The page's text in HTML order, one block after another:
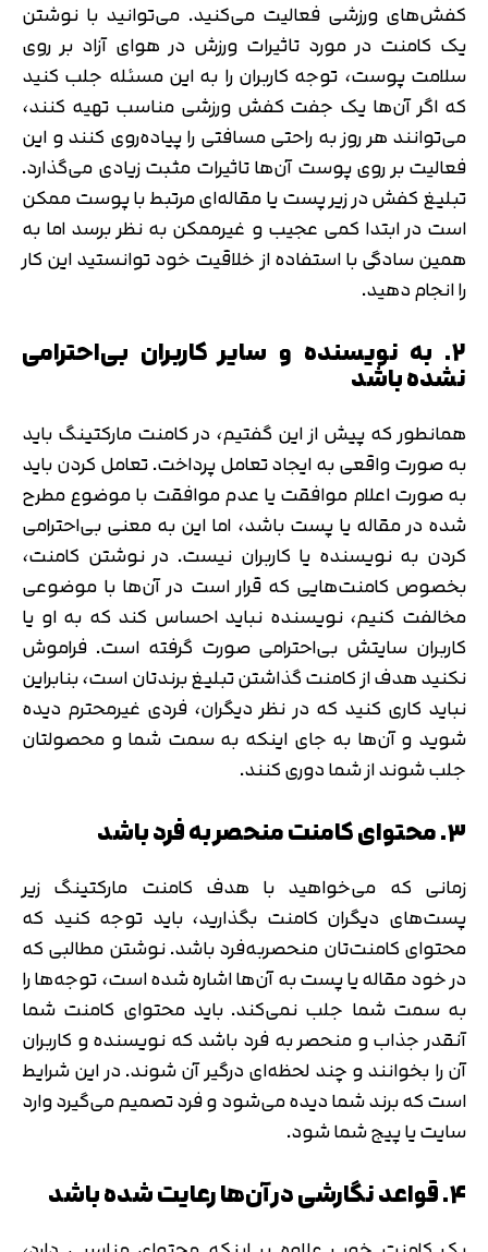
کفش‌های ورزشی فعالیت می‌کنید. می‌توانید با نوشتن
یک کامنت در مورد تاثیرات ورزش در هوای آزاد بر روی
سلامت پوست، توجه کاربران را به این مسئله جلب کنید
که اگر آن‌ها یک جفت کفش ورزشی مناسب تهیه کنند،
می‌توانند هر روز به راحتی مسافتی را پیاده‌روی کنند و این
فعالیت بر روی پوست آن‌ها تاثیرات مثبت زیادی می‌گذارد.
تبلیغ کفش در زیر پست یا مقاله‌ای مرتبط با پوست ممکن
است در ابتدا کمی عجیب و غیرممکن به نظر برسد اما به
همین سادگی با استفاده از خلاقیت خود توانستید این کار
را انجام دهید.
۲. به نویسنده و سایر کاربران بی‌احترامی
نشده باشد
همانطور که پیش از این گفتیم، در کامنت مارکتینگ باید
به صورت واقعی به ایجاد تعامل پرداخت. تعامل کردن باید
به صورت اعلام موافقت یا عدم موافقت با موضوع مطرح
شده در مقاله یا پست باشد، اما این به معنی بی‌احترامی
کردن به نویسنده یا کاربران نیست. در نوشتن کامنت،
بخصوص کامنت‌هایی که قرار است در آن‌ها با موضوعی
مخالفت کنیم، نویسنده نباید احساس کند که به او یا
کاربران سایتش بی‌احترامی صورت گرفته است. فراموش
نکنید هدف از کامنت گذاشتن تبلیغ برندتان است، بنابراین
نباید کاری کنید که در نظر دیگران، فردی غیرمحترم دیده
شوید و آن‌ها به جای اینکه به سمت شما و محصولتان
جلب شوند از شما دوری کنند.
۳. محتوای کامنت منحصر به فرد باشد
زمانی که می‌خواهید با هدف کامنت مارکتینگ زیر
پست‌های دیگران کامنت بگذارید، باید توجه کنید که
محتوای کامنت‌تان منحصربه‌فرد باشد. نوشتن مطالبی که
در خود مقاله یا پست به آن‌ها اشاره شده است، توجه‌ها را
به سمت شما جلب نمی‌کند. باید محتوای کامنت شما
آنقدر جذاب و منحصر به فرد باشد که نویسنده و کاربران
آن را بخوانند و چند لحظه‌ای درگیر آن شوند. در این شرایط
است که برند شما دیده می‌شود و فرد تصمیم می‌گیرد وارد
سایت یا پیج شما شود.
۴. قواعد نگارشی در آن‌ها رعایت شده باشد
تایید کد